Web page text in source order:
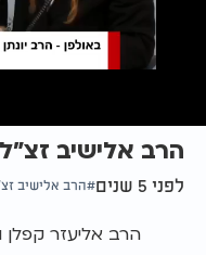
הרב אלישיב זצ"ל
לפני 5 שנים הרב אלישיב
הרב אליעזר קפלן